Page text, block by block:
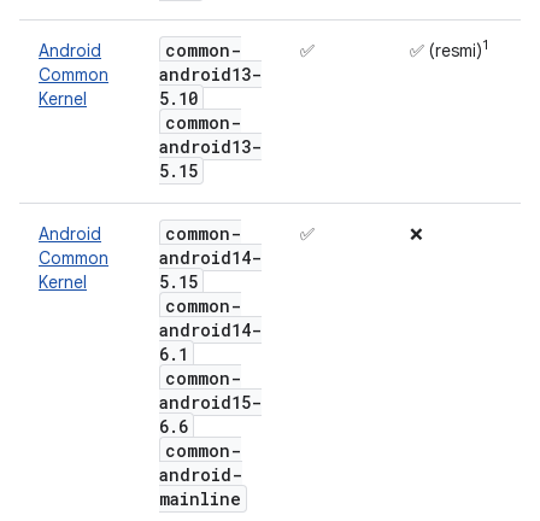
Android
Common
Kernel
common-
android13-
5. 10
common-
android13-
5. 15
✅ ✅ (resmi)1
Android
Common
Kernel
common-
android14-
5. 15
common-
android14-
6. 1
common-
android15-
6. 6
common-
android-
mainline
✅ ❌